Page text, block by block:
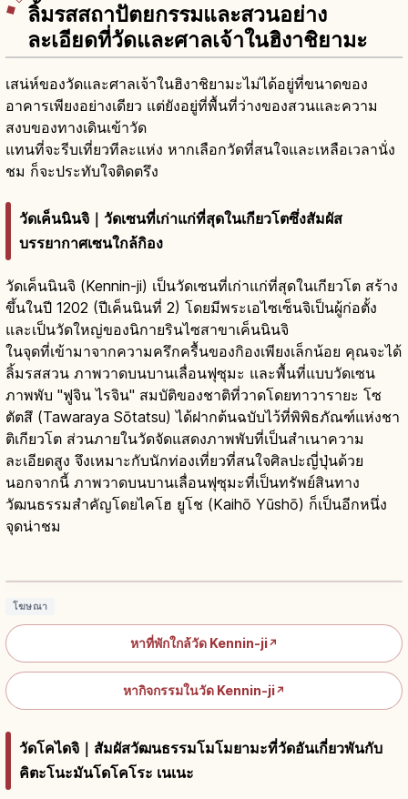
ลิ้มรสสถาปัตยกรรมและสวนอย่าง
ละเอียดที่วัดและศาลเจ้าในฮิงาชิยามะ
เสน่ห์ของวัดและศาลเจ้าในฮิงาชิยามะไม่ได้อยู่ที่ขนาดของ
อาคารเพียงอย่างเดียว แต่ยังอยู่ที่พื้นที่ว่างของสวนและความ
สงบของทางเดินเข้าวัด
แทนที่จะรีบเที่ยวทีละแห่ง หากเลือกวัดที่สนใจและเหลือเวลานั่ง
ชม ก็จะประทับใจติดตรึง
วัดเค็นนินจิ｜วัดเซนที่เก่าแก่ที่สุดในเกียวโตซึ่งสัมผัส
บรรยากาศเซนใกล้กิอง
วัดเค็นนินจิ (Kennin-ji) เป็นวัดเซนที่เก่าแก่ที่สุดในเกียวโต สร้าง
ขึ้นในปี 1202 (ปีเค็นนินที่ 2) โดยมีพระเอไซเซ็นจิเป็นผู้ก่อตั้ง
และเป็นวัดใหญ่ของนิกายรินไซสาขาเค็นนินจิ
ในจุดที่เข้ามาจากความครึกครื้นของกิองเพียงเล็กน้อย คุณจะได้
ลิ้มรสสวน ภาพวาดบนบานเลื่อนฟุซุมะ และพื้นที่แบบวัดเซน
ภาพพับ "ฟูจิน ไรจิน" สมบัติของชาติที่วาดโดยทาวารายะ โซ
ตัตสึ (Tawaraya Sōtatsu) ได้ฝากต้นฉบับไว้ที่พิพิธภัณฑ์แห่งชา
ติเกียวโต ส่วนภายในวัดจัดแสดงภาพพับที่เป็นสำเนาความ
ละเอียดสูง จึงเหมาะกับนักท่องเที่ยวที่สนใจศิลปะญี่ปุ่นด้วย
นอกจากนี้ ภาพวาดบนบานเลื่อนฟุซุมะที่เป็นทรัพย์สินทาง
วัฒนธรรมสำคัญโดยไคโฮ ยูโช (Kaihō Yūshō) ก็เป็นอีกหนึ่ง
จุดน่าชม
โฆษณา
หาที่พักใกล้วัด Kennin-ji↗
หากิจกรรมในวัด Kennin-ji↗
วัดโคไดจิ｜สัมผัสวัฒนธรรมโมโมยามะที่วัดอันเกี่ยวพันกับ
คิตะโนะมันโดโคโระ เนเนะ